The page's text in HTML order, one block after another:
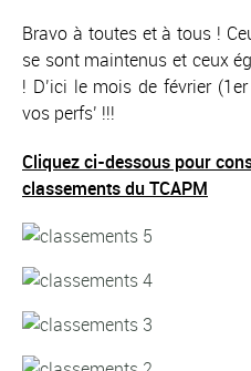
Bravo à toutes et à tous !
se sont maintenus et ceux
! D’ici le mois de février
vos perfs’ !!!
Cliquez ci-dessous pour
classements du TCAPM